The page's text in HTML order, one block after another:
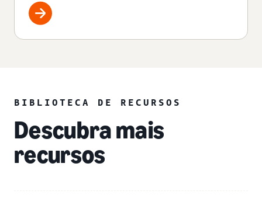
público-alvo e publicidade de funil completo.
BIBLIOTECA DE RECURSOS
Descubra mais
recursos